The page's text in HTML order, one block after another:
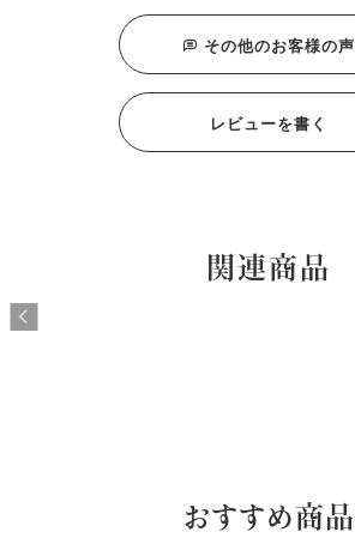
その他のお客様の声
レビューを書く
関連商品
おすすめ商品